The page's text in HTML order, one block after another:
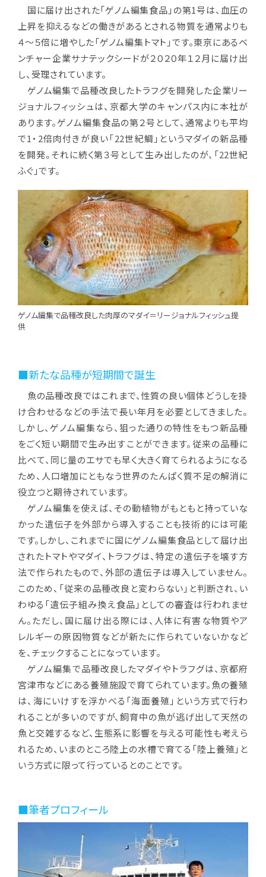
国に届け出された「ゲノム編集食品」の第1号は、血圧の
上昇を抑えるなどの働きがあるとされる物質を通常よりも
４～５倍に増やした「ゲノム編集トマト」です。東京にあるベ
ンチャー企業サナテックシードが２０２０年１２月に届け出
し、受理されています。
ゲノム編集で品種改良したトラフグを開発した企業リー
ジョナルフィッシュは、京都大学のキャンパス内に本社が
あります。ゲノム編集食品の第２号として、通常よりも平均
で1・2倍肉付きが良い「22世紀鯛」というマダイの新品種
を開発。それに続く第３号として生み出したのが、「22世紀
ふぐ」です。
ゲノム編集で品種改良した肉厚のマダイ＝リージョナルフィッシュ提
供
■新たな品種が短期間で誕生
魚の品種改良ではこれまで、性質の良い個体どうしを掛
け合わせるなどの手法で長い年月を必要としてきました。
しかし、ゲノム編集なら、狙った通りの特性をもつ新品種
をごく短い期間で生み出すことができます。従来の品種に
比べて、同じ量のエサでも早く大きく育てられるようになる
ため、人口増加にともなう世界のたんぱく質不足の解消に
役立つと期待されています。
ゲノム編集を使えば、その動植物がもともと持っていな
かった遺伝子を外部から導入することも技術的には可能
です。しかし、これまでに国にゲノム編集食品として届け出
されたトマトやマダイ、トラフグは、特定の遺伝子を壊す方
法で作られたもので、外部の遺伝子は導入していません。
このため、「従来の品種改良と変わらない」と判断され、い
わゆる「遺伝子組み換え食品」としての審査は行われませ
ん。ただし、国に届け出る際には、人体に有害な物質やア
レルギーの原因物質などが新たに作られていないかなど
を、チェックすることになっています。
ゲノム編集で品種改良したマダイやトラフグは、京都府
宮津市などにある養殖施設で育てられています。魚の養殖
は、海にいけすを浮かべる「海面養殖」という方式で行わ
れることが多いのですが、飼育中の魚が逃げ出して天然の
魚と交雑するなど、生態系に影響を与える可能性も考えら
れるため、いまのところ陸上の水槽で育てる「陸上養殖」と
いう方式に限って行っているとのことです。
■筆者プロフィール